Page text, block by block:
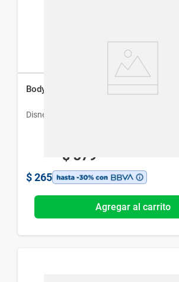
Body Splash Disney Iron Man x 200 ml
Disney
$ 379
$ 265
Agregar al carrito